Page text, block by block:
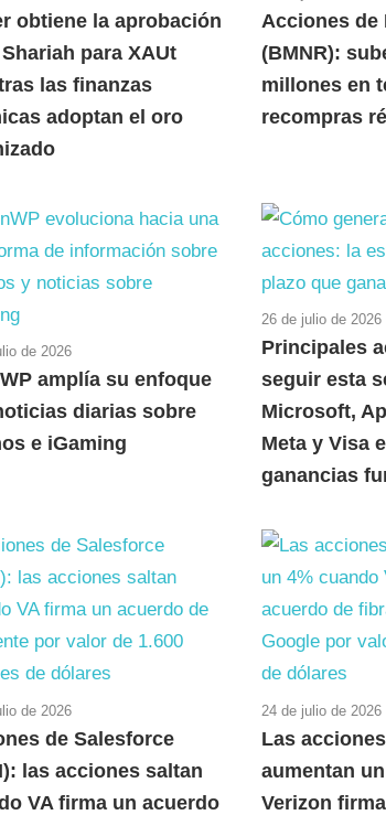
obtiene la aprobación
para XAUt
las finanzas
adoptan el oro
Acciones de
(BMNR):
millones en
recompras
de 2026
amplía su enfoque
diarias sobre
e iGaming
26 de julio de 2026
Principales
seguir esta
Microsoft,
Meta y Visa
ganancias
de 2026
de Salesforce
las acciones saltan
VA firma un acuerdo
24 de julio de 2026
Las
aumentan
Verizon